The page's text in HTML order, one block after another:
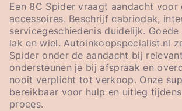
Een 8C Spider vraagt aandacht voor
accessoires. Beschrijf cabriodak,
servicegeschiedenis duidelijk.
lak en wiel. Autoinkoopspecialist.nl
Spider onder de aandacht bij
ondersteunen je bij afspraak en
nooit verplicht tot verkoop. Onze
bereikbaar voor hulp en uitleg
proces.